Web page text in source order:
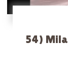
54)